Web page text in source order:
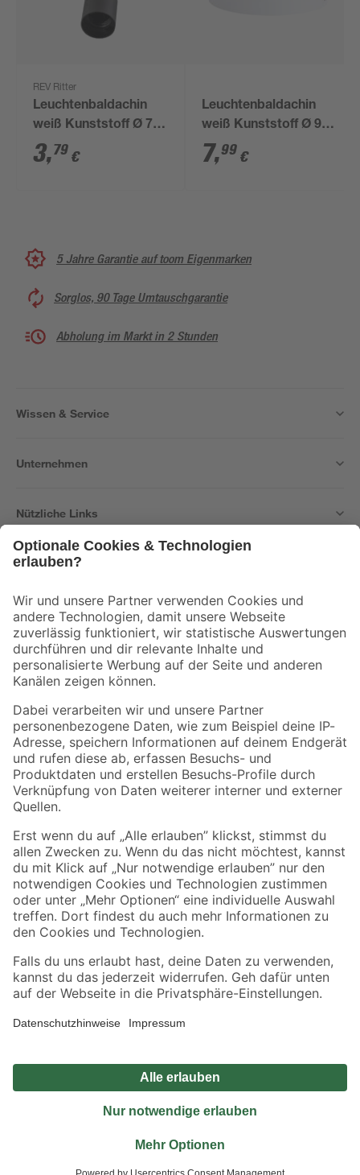
REV Ritter
Leuchtenbaldachin
weiß Kunststoff Ø 7 x
2,4 cm
3,79 €
Leuchtenbaldachin
weiß Kunststoff Ø 9,8
x 2,2 cm
7,99 €
5 Jahre Garantie auf toom Eigenmarken
Sorglos, 90 Tage Umtauschgarantie
Abholung im Markt in 2 Stunden
Wissen & Service
Unternehmen
Nützliche Links
Der toom Newsletter: Keine Angebote und Aktionen mehr verpassen!
Zur Newsletter Anmeldung
Folge uns
Zahlungsarten Versandarten
Sicher einkaufen
Jetzt die toom-App herunterladen
Alle Preisangaben in EUR inkl. gesetzl. MwSt.. Die dargestellten Angebote sind unter
Umständen nicht in allen Märkten verfügbar. Die angegebenen Verfügbarkeiten beziehen
Produkte nur solange der Vorrat reicht.
*Paketversand ab 59 € versandkostenfrei, gilt nicht für Artikel mit Speditionsversand, hier
Privatsphäre Impressum
Nutzungsbedingungen
Widerrufsrecht
Vertrag widerrufen
© 2026 toom Baumarkt GmbH